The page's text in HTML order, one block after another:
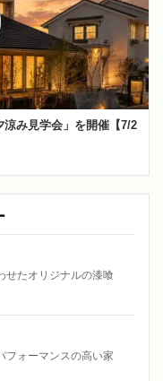
み見学会」を開催【7/2
せたオリジナルの漆喰
フォーマンスの高い家